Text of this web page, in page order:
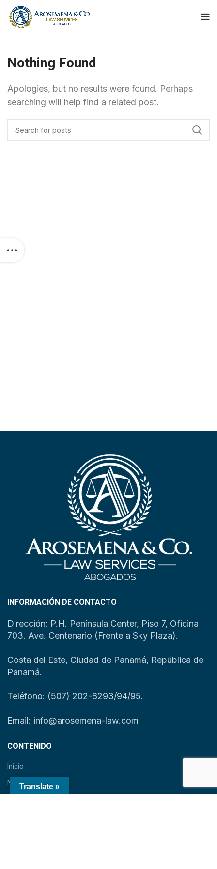
Nothing Found
Apologies, but no results were found. Perhaps
searching will help find a related post.
INFORMACIÓN DE CONTACTO
Dirección: P.H. Península Center, Piso 7, Oficina
703. Ave. Centenario (Frente a Sky Plaza).
Costa del Este, Ciudad de Panamá, República de
Panamá.
Teléfono: (507) 202-8293/94/95.
Email: info@arosemena-law.com
CONTENIDO
Inicio
Nosotros
Translate »